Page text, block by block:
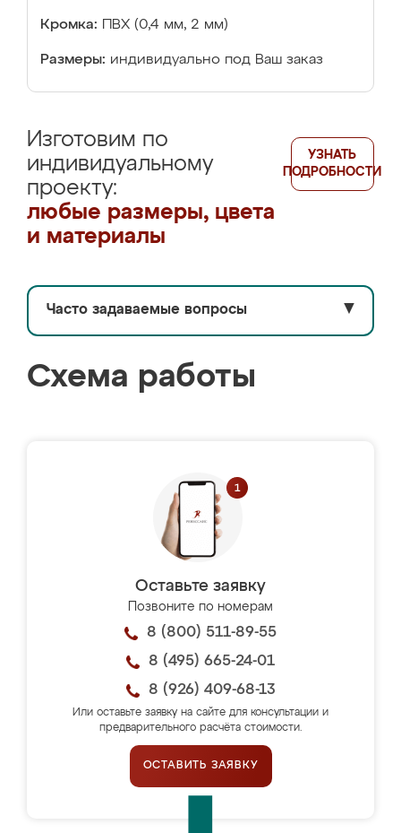
Кромка: ПВХ (0,4 мм, 2 мм)
Размеры: индивидуально под Ваш заказ
Изготовим по
индивидуальному
проекту:
любые размеры, цвета
и материалы
УЗНАТЬ
ПОДРОБНОСТИ
Часто задаваемые вопросы ▼
Схема работы
Оставьте заявку
Позвоните по номерам
8 (800) 511-89-55
8 (495) 665-24-01
8 (926) 409-68-13
Или оставьте заявку на сайте для консультации и
предварительного расчёта стоимости.
ОСТАВИТЬ ЗАЯВКУ